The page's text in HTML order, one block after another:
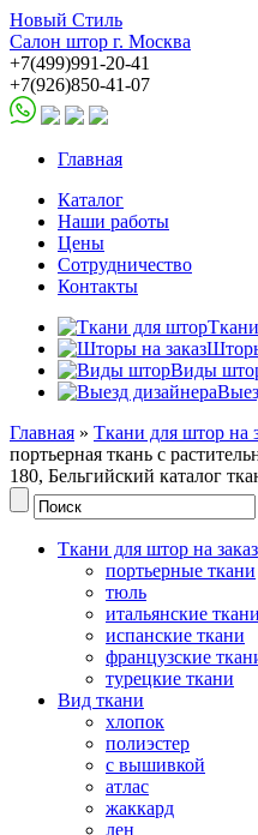
Новый Стиль
Салон штор г. Москва
+7(499)991-20-41
+7(926)850-41-07
Главная
Каталог
Наши работы
Цены
Сотрудничество
Контакты
Виды
Главная » Ткани для штор на
портьерная ткань с
180, Бельгийский каталог
Ткани для штор на заказ
портьерные ткани
тюль
итальянские ткани
испанские ткани
французские
турецкие ткани
Вид ткани
хлопок
полиэстер
с вышивкой
атлас
жаккард
лен